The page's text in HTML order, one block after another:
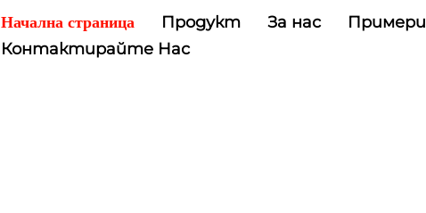
Начална страница Продукт За нас Примери
Контактирайте Нас